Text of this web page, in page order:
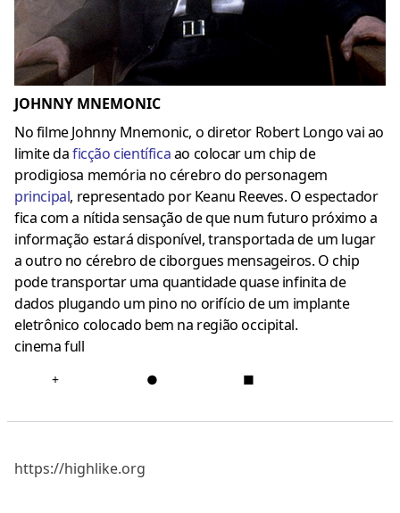
JOHNNY MNEMONIC
No filme Johnny Mnemonic, o diretor Robert Longo vai ao
limite daficção científicaao colocar um chip de
prodigiosa memória no cérebro do personagem
principal, representado por Keanu Reeves. O espectador
fica com a nítida sensação de que num futuro próximo a
informação estará disponível, transportada de um lugar
a outro no cérebro de ciborgues mensageiros. O chip
pode transportar uma quantidade quase infinita de
dados plugando um pino no orifício de um implante
eletrônico colocado bem na região occipital.
cinema full
+ ● ■
https://highlike.org